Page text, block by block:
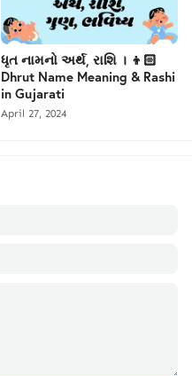
ધૃત નામનો અર્થ, રાશિ । 👦🏻
Dhrut Name Meaning & Rashi
in Gujarati
April 27, 2024